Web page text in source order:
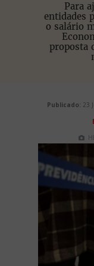
Para
entidades
o salário
proposta
Publicado: 23